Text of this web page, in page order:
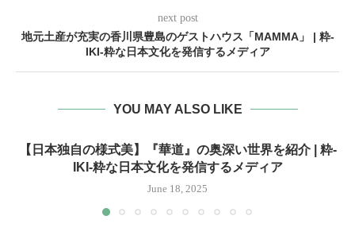
next post
地元土産が充実の香川県豊島のゲストハウス「MAMMA」 | 粋-
IKI-粋な日本文化を発信するメディア
YOU MAY ALSO LIKE
【日本独自の様式美】『華道』の奥深い世界を紹介 | 粋-
IKI-粋な日本文化を発信するメディア
June 18, 2025